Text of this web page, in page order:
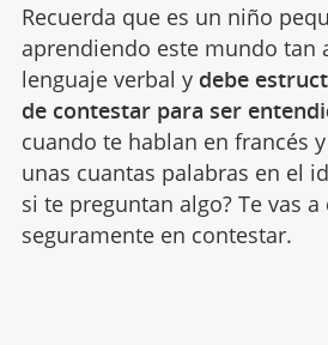
Recuerda que es un niño
aprendiendo este mundo tan
lenguaje verbal y debe
de contestar para ser
cuando te hablan en francés
unas cuantas palabras en el
si te preguntan algo? Te vas
seguramente en contestar.